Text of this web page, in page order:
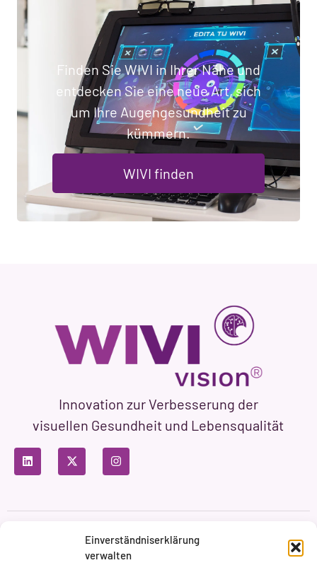
Einverständniserklärung
verwalten
Finden Sie WIVI in Ihrer Nähe und
entdecken Sie eine neue Art, sich
um Ihre Augengesundheit zu
kümmern.
WIVI finden
Innovation zur Verbesserung der
visuellen Gesundheit und Lebensqualität
Datenschutzbestimmungen
Nutzungsbedingungen
Cookie-Richtlinie